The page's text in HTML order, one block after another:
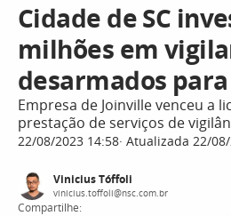
Cidade de SC
milhões em
desarmados
Empresa de Joinville venceu a
prestação de serviços de
22/08/2023 14:58 Atualizada 22/
Vinicius Tóffoli
vinicius.toffoli@nsc.com.br
Compartilhe: